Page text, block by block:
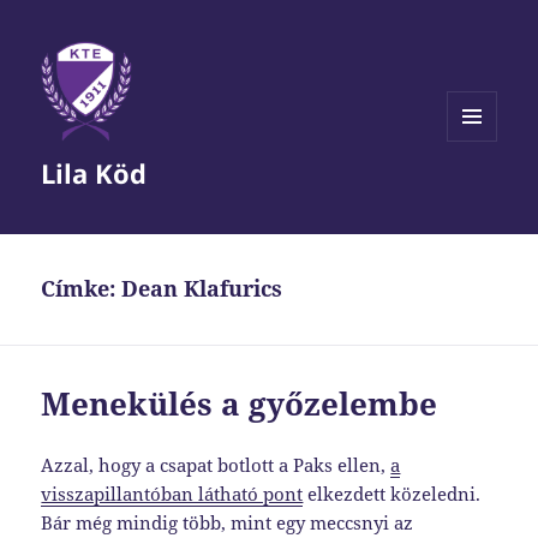
Lila Köd
Címke:Dean Klafurics
Menekülés a győzelembe
Azzal, hogy a csapat botlott a Paks ellen,a
visszapillantóban látható pont elkezdett közeledni.
Bár még mindig több, mint egy meccsnyi az